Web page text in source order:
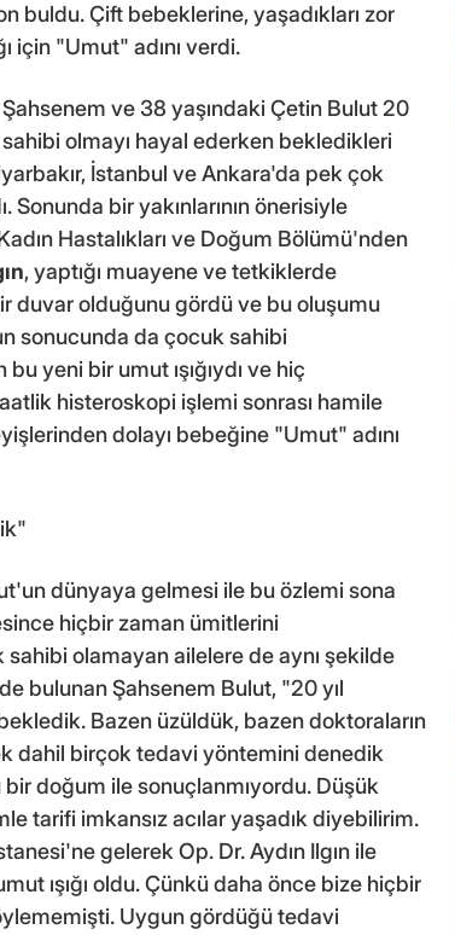
buldu. Çift bebeklerine, yaşadıkları zor
için "Umut" adını verdi.
ve 38 yaşındaki Çetin Bulut 20
olmayı hayal ederken bekledikleri
İstanbul ve Ankara'da pek çok
bir yakınlarının önerisiyle
Hastalıkları ve Doğum Bölümü'nden
, yaptığı muayene ve tetkiklerde
duvar olduğunu gördü ve bu oluşumu
sonucunda da çocuk sahibi
yeni bir umut ışığıydı ve hiç
histeroskopi işlemi sonrası hamile
dolayı bebeğine "Umut" adını
dünyaya gelmesi ile bu özlemi sona
hiçbir zaman ümitlerini
olamayan ailelere de aynı şekilde
bulunan Şahsenem Bulut, "20 yıl
Bazen üzüldük, bazen doktoraların
dahil birçok tedavi yöntemini denedik
doğum ile sonuçlanmıyordu. Düşük
tarifi imkansız acılar yaşadık diyebilirim.
gelerek Op. Dr. Aydın Ilgın ile
ışığı oldu. Çünkü daha önce bize hiçbir
Uygun gördüğü tedavi